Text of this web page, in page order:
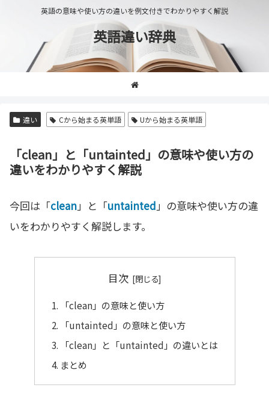
英語の意味や使い方の違いを例文付きでわかりやすく解説
英語違い辞典
違い Cから始まる英単語 Uから始まる英単語
「clean」と「untainted」の意味や使い方の
違いをわかりやすく解説
今回は「clean」と「untainted」の意味や使い方の違
いをわかりやすく解説します。
目次
「clean」の意味と使い方
「untainted」の意味と使い方
「clean」と「untainted」の違いとは
まとめ